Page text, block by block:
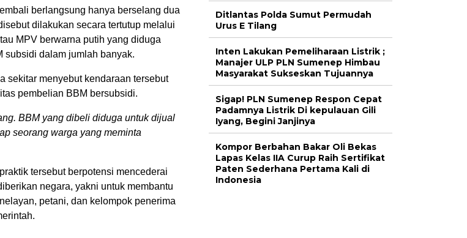
berlangsung hanya berselang dua
dilakukan secara tertutup melalui
MPV berwarna putih yang diduga
subsidi dalam jumlah banyak.
sekitar menyebut kendaraan tersebut
pembelian BBM bersubsidi.
BBM yang dibeli diduga untuk dijual
seorang warga yang meminta
tersebut berpotensi mencederai
negara, yakni untuk membantu
petani, dan kelompok penerima
Ditlantas Polda Sumut Permudah
Urus E Tilang
Inten Lakukan Pemeliharaan Listrik ;
Manajer ULP PLN Sumenep Himbau
Masyarakat Sukseskan Tujuannya
Sigap! PLN Sumenep Respon Cepat
Padamnya Listrik Di kepulauan Gili
Iyang, Begini Janjinya
Kompor Berbahan Bakar Oli Bekas
Lapas Kelas IIA Curup Raih Sertifikat
Paten Sederhana Pertama Kali di
Indonesia